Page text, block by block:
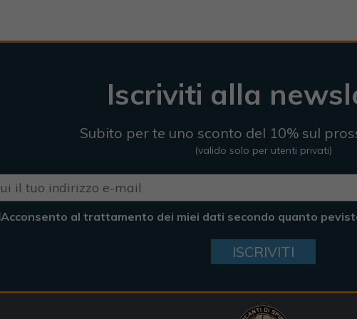
Iscriviti alla
Subito per te uno sconto del 10% sul
(valido solo per utenti privati)
Acconsento al trattamento dei miei dati secondo quanto
ISCRIVITI